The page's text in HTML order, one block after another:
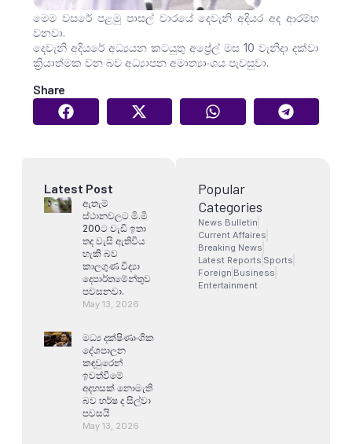
මෙම වසරේ පළමු පාසල් වාරයේ දෙවැනි අදියර අද ආරම්භ
වනවා.
දෙවැනි අදියරේ අධ්‍යයන කටයුතු අප්‍රේල් මස 10 වැනිදා දක්වා
ක්‍රියාත්මක වන බව අධ්‍යාපන අමාත්‍යාංශය පැවසුවා.
Share
Latest Post
ඇතැම්
ස්ථානවලට මි.මි
200ට වැඩි ඉතා
තද වැසි ඇතිවිය
හැකි බව
කාලගුණ විද්‍යා
දෙපාර්තමේන්තුව
පවසනවා.
May 13, 2026
මධ්‍ය දක්ෂිණාංශික
දේශපාලන
කඳවුරෙන්
ඉවත්වීමේ
අදහසක් නොමැති
බව හර්ෂ ද සිල්වා
පවසයි
May 13, 2026
Popular
Categories
News Bulletin
Current Affaires
Breaking News
Latest Reports Sports
Foreign Business
Entertainment